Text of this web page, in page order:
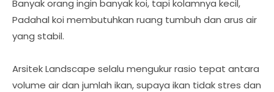
Banyak orang ingin banyak koi, tapi kolamnya kecil,
Padahal koi membutuhkan ruang tumbuh dan arus air
yang stabil.
Arsitek Landscape selalu mengukur rasio tepat antara
volume air dan jumlah ikan, supaya ikan tidak stres dan